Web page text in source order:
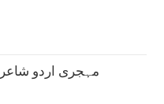
مہجری اردو